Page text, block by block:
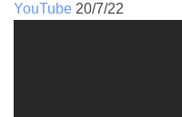
YouTube 20/7/22